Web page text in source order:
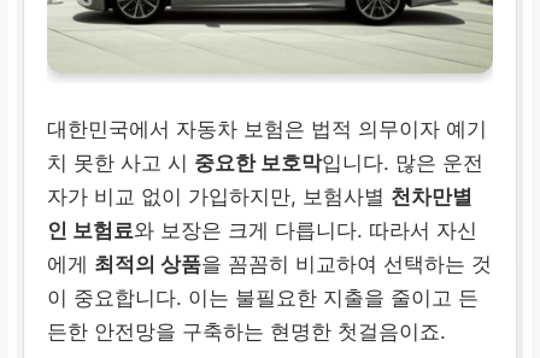
대한민국에서 자동차 보험은 법적 의무이자 예기
치 못한 사고 시 중요한 보호막입니다. 많은 운전
자가 비교 없이 가입하지만, 보험사별 천차만별
인 보험료와 보장은 크게 다릅니다. 따라서 자신
에게 최적의 상품을 꼼꼼히 비교하여 선택하는 것
이 중요합니다. 이는 불필요한 지출을 줄이고 든
든한 안전망을 구축하는 현명한 첫걸음이죠.